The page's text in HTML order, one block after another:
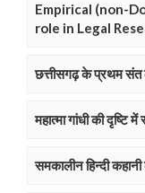
Empirical (non-
role in Legal
छत्तीसगढ़ के प्रथम संत
महात्मा गांधी की दृष्टि में
समकालीन हिन्दी